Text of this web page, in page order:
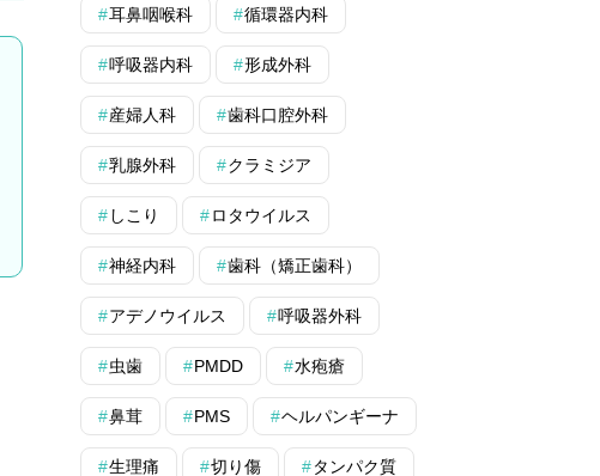
耳鼻咽喉科 循環器内科
呼吸器内科 形成外科
産婦人科 歯科口腔外科
乳腺外科 クラミジア
しこり ロタウイルス
神経内科 歯科（矯正歯科）
アデノウイルス 呼吸器外科
虫歯 PMDD 水疱瘡
鼻茸 PMS ヘルパンギーナ
生理痛 切り傷 タンパク質